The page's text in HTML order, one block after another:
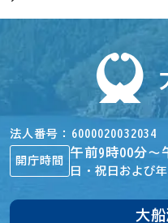
法人番号 6000020032034
開庁時間
午前9時00分～
日・祝日および
大